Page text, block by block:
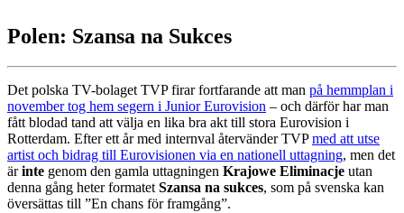
Polen: Szansa na Sukces
Det polska TV-bolaget TVP firar fortfarande att man på hemmplan i
november tog hem segern i Junior Eurovision – och därför har man
fått blodad tand att välja en lika bra akt till stora Eurovision i
Rotterdam. Efter ett år med internval återvänder TVPmed att utse
artist och bidrag till Eurovisionen via en nationell uttagning, men det
ärinte genom den gamla uttagningen Krajowe Eliminacje utan
denna gång heter formatetSzansa na sukces, som på svenska kan
översättas till ”En chans för framgång”.